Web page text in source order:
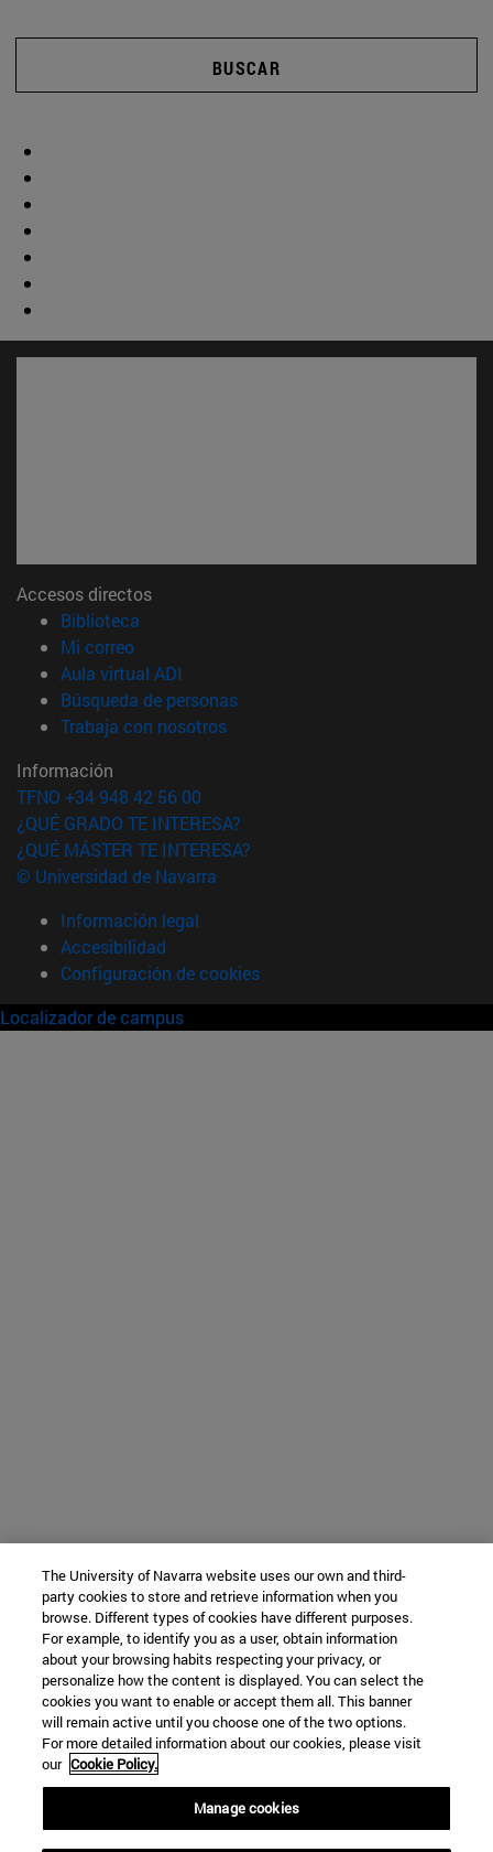
BUSCAR
Accesos directos
Biblioteca
Mi correo(abre en nueva ventana)
Aula virtual ADI
Búsqueda de personas(abre en nueva ventana)
Trabaja con nosotros(abre en nueva ventana)
Información
TFNO +34 948 42 56 00
¿QUÉ GRADO TE INTERESA?
¿QUÉ MÁSTER TE INTERESA?
© Universidad de Navarra
Información legal
Accesibilidad
Configuración de cookies
Localizador de campus
The University of Navarra website uses our own and third-
party cookies to store and retrieve information when you
browse. Different types of cookies have different purposes.
For example, to identify you as a user, obtain information
about your browsing habits respecting your privacy, or
personalize how the content is displayed. You can select the
cookies you want to enable or accept them all. This banner
will remain active until you choose one of the two options.
For more detailed information about our cookies, please visit
our Cookie Policy.
Manage cookies